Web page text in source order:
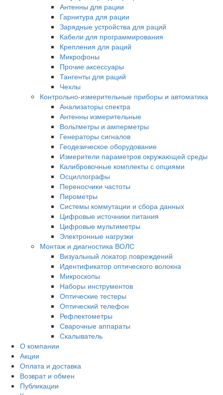
Антенны для рации
Гарнитура для рации
Зарядные устройства для раций
Кабели для программирования
Крепления для раций
Микрофоны
Прочие аксессуары
Тангенты для раций
Чехлы
Контрольно-измерительные приборы и автоматика
Анализаторы спектра
Антенны измерительные
Вольтметры и амперметры
Генераторы сигналов
Геодезическое оборудование
Измерители параметров окружающей среды
Калибровочные комплекты с опциями
Осциллографы
Переносчики частоты
Пирометры
Системы коммутации и сбора данных
Цифровые источники питания
Цифровые мультиметры
Электронные нагрузки
Монтаж и диагностика ВОЛС
Визуальный локатор повреждений
Идентификатор оптического волокна
Микроскопы
Наборы инструментов
Оптические тестеры
Оптический телефон
Рефлектометры
Сварочные аппараты
Скалыватель
О компании
Акции
Оплата и доставка
Возврат и обмен
Публикации